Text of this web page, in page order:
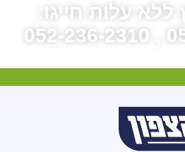
עלות חייגו: